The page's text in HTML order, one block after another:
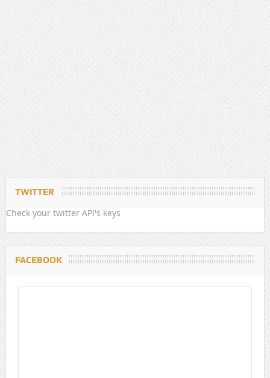
TWITTER
Check your twitter API's keys
FACEBOOK